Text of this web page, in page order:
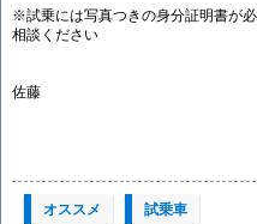
※試乗には写真つきの身分証明書が
相談ください
佐藤
オススメ 試乗車